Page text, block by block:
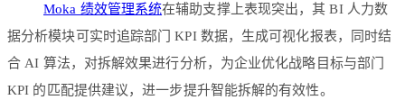
Moka 绩效管理系统在辅助支撑上表现突出，其 BI 人力数
据分析模块可实时追踪部门 KPI 数据，生成可视化报表，同时结
合 AI 算法，对拆解效果进行分析，为企业优化战略目标与部门
KPI 的匹配提供建议，进一步提升智能拆解的有效性。